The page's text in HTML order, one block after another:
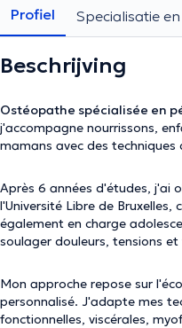
Profiel Specialisatie
Beschrijving
Ostéopathe spécialisée en
j'accompagne nourrissons,
mamans avec des
Après 6 années d'études, j'ai
l'Université Libre de
également en charge
soulager douleurs, tensions
Mon approche repose sur
personnalisé. J'adapte mes
fonctionnelles, viscérales,